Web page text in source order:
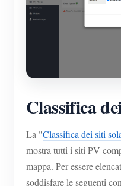
Classifica
La "Classifica dei siti
mostra tutti i siti PV
mappa. Per essere
soddisfare le seguenti